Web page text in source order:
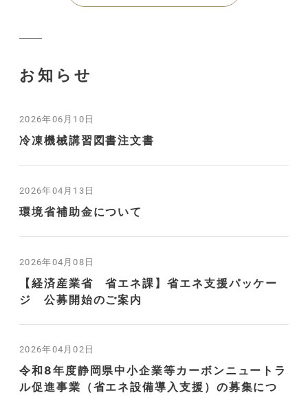
お知らせ
2026年06月10日
冷凍機械講習図書注文書
2026年04月13日
環境省補助金について
2026年04月08日
【経済産業省 省エネ課】省エネ支援パッケー
ジ 公募開始のご案内
2026年04月02日
令和8年度静岡県中小企業等カーボンニュートラ
ル促進事業（省エネ設備導入支援）の募集につ